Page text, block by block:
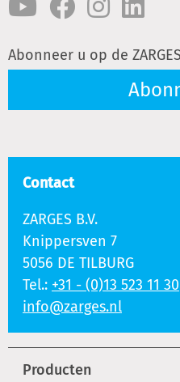
Abonneer u op de
Contact
ZARGES B.V.
Knippersven 7
5056 DE TILBURG
Tel.: +31 - (0)13 523 11 30
info@zarges.nl
Producten